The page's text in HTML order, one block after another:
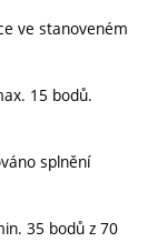
ve stanoveném
15 bodů.
splnění
35 bodů z 70